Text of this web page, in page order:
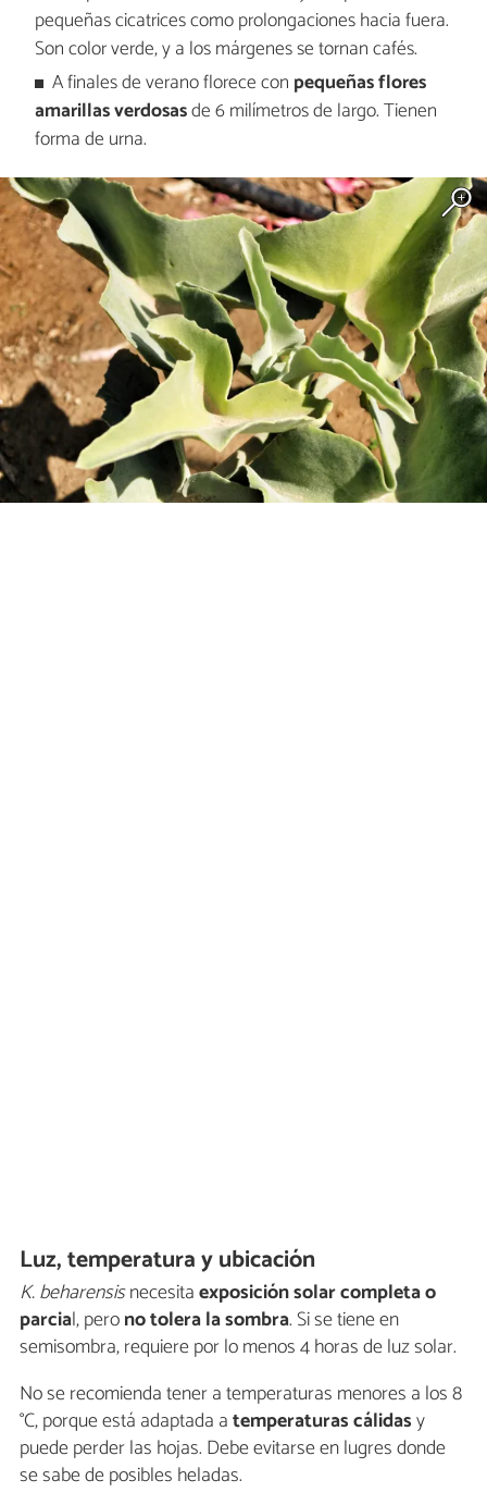
pequeñas cicatrices como prolongaciones hacia fuera.
Son color verde, y a los márgenes se tornan cafés.
A finales de verano florece con pequeñas flores
amarillas verdosasde 6 milímetros de largo. Tienen
forma de urna.
Luz, temperatura y ubicación
K. beharensisnecesitaexposición solar completa o
parcial, perono tolera la sombra. Si se tiene en
semisombra, requiere por lo menos 4 horas de luz solar.
No se recomienda tener a temperaturas menores a los 8
°C, porque está adaptada atemperaturas cálidasy
puede perder las hojas. Debe evitarse en lugres donde
se sabe de posibles heladas.